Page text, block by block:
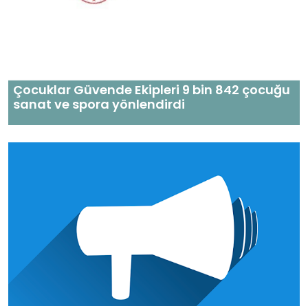
Çocuklar Güvende Ekipleri 9 bin 842 çocuğu
sanat ve spora yönlendirdi